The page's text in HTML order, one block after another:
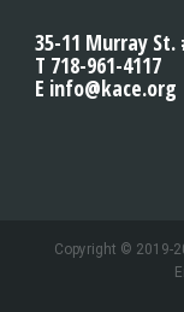
35-11 Murray St.
T 718-961-4117
E info@kace.org
Copyright © 2019-